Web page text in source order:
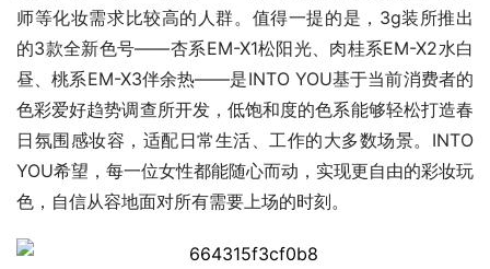
师等化妆需求比较高的人群。值得一提的是，3g装所推出
的3款全新色号——杏系EM-X1松阳光、肉桂系EM-X2水白
昼、桃系EM-X3伴余热——是INTO YOU基于当前消费者的
色彩爱好趋势调查所开发，低饱和度的色系能够轻松打造春
日氛围感妆容，适配日常生活、工作的大多数场景。INTO
YOU希望，每一位女性都能随心而动，实现更自由的彩妆玩
色，自信从容地面对所有需要上场的时刻。